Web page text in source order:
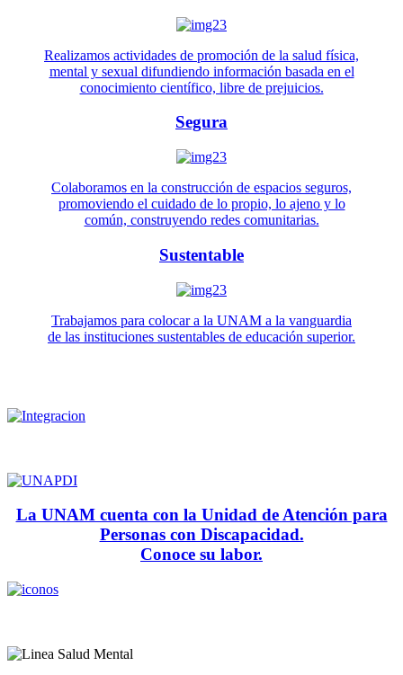
Realizamos actividades de promoción de la salud física,
mental y sexual difundiendo información basada en el
conocimiento científico, libre de prejuicios.
Segura
Colaboramos en la construcción de espacios seguros,
promoviendo el cuidado de lo propio, lo ajeno y lo
común, construyendo redes comunitarias.
Sustentable
Trabajamos para colocar a la UNAM a la vanguardia
de las instituciones sustentables de educación superior.
La UNAM cuenta con la Unidad de Atención para
Personas con Discapacidad.
Conoce su labor.